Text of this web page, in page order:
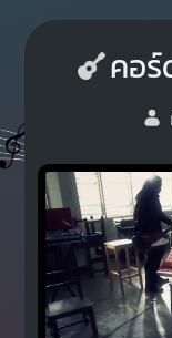
คอ